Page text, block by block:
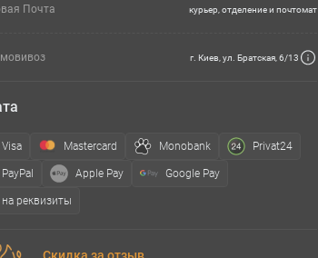
Почта курьер, отделение и почтомат
г. Киев, ул. Братская, 6/13
Visa Mastercard Monobank Privat24
PayPal Apple Pay Google Pay
на реквизиты